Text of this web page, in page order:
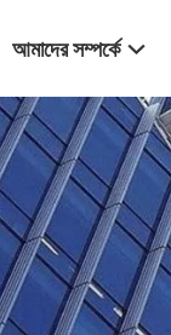
আমাদের সম্পর্কে